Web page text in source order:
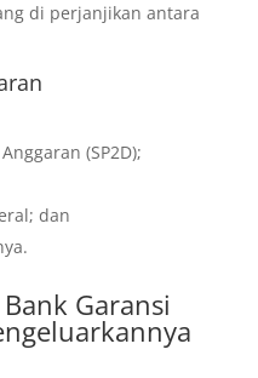
di perjanjikan antara
(SP2D);
dan
Garansi